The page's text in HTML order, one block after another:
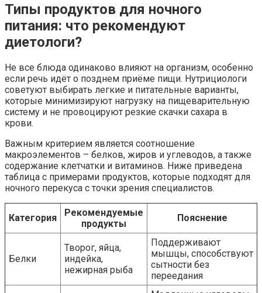
Типы продуктов для ночного
питания: что рекомендуют
диетологи?
Не все блюда одинаково влияют на организм, особенно
если речь идёт о позднем приёме пищи. Нутрициологи
советуют выбирать легкие и питательные варианты,
которые минимизируют нагрузку на пищеварительную
систему и не провоцируют резкие скачки сахара в
крови.
Важным критерием является соотношение
макроэлементов – белков, жиров и углеводов, а также
содержание клетчатки и витаминов. Ниже приведена
таблица с примерами продуктов, которые подходят для
ночного перекуса с точки зрения специалистов.
Категория
Рекомендуемые
продукты
Пояснение
Белки
Творог, яйца,
индейка,
нежирная рыба
Поддерживают
мышцы, способствуют
сытности без
переедания